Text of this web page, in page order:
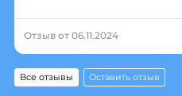
Отзыв от 06.11.2024
Все отзывы Оставить отзыв